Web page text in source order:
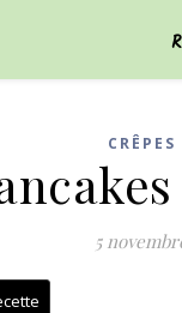
5